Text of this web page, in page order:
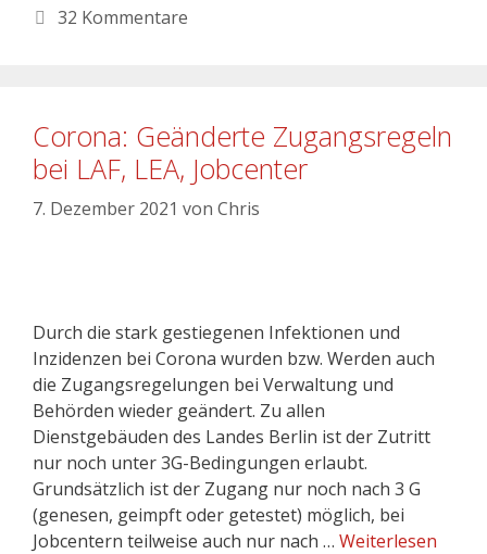
32 Kommentare
Corona: Geänderte Zugangsregeln
bei LAF, LEA, Jobcenter
7. Dezember 2021 von Chris
Durch die stark gestiegenen Infektionen und
Inzidenzen bei Corona wurden bzw. Werden auch
die Zugangsregelungen bei Verwaltung und
Behörden wieder geändert. Zu allen
Dienstgebäuden des Landes Berlin ist der Zutritt
nur noch unter 3G-Bedingungen erlaubt.
Grundsätzlich ist der Zugang nur noch nach 3 G
(genesen, geimpft oder getestet) möglich, bei
Jobcentern teilweise auch nur nach … Weiterlesen